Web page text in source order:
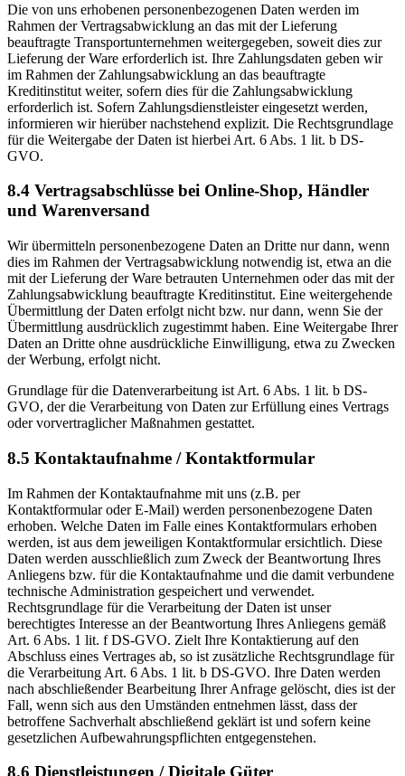
Die von uns erhobenen personenbezogenen Daten werden im
Rahmen der Vertragsabwicklung an das mit der Lieferung
beauftragte Transportunternehmen weitergegeben, soweit dies zur
Lieferung der Ware erforderlich ist. Ihre Zahlungsdaten geben wir
im Rahmen der Zahlungsabwicklung an das beauftragte
Kreditinstitut weiter, sofern dies für die Zahlungsabwicklung
erforderlich ist. Sofern Zahlungsdienstleister eingesetzt werden,
informieren wir hierüber nachstehend explizit. Die Rechtsgrundlage
für die Weitergabe der Daten ist hierbei Art. 6 Abs. 1 lit. b DS-
GVO.
8.4 Vertragsabschlüsse bei Online-Shop, Händler
und Warenversand
Wir übermitteln personenbezogene Daten an Dritte nur dann, wenn
dies im Rahmen der Vertragsabwicklung notwendig ist, etwa an die
mit der Lieferung der Ware betrauten Unternehmen oder das mit der
Zahlungsabwicklung beauftragte Kreditinstitut. Eine weitergehende
Übermittlung der Daten erfolgt nicht bzw. nur dann, wenn Sie der
Übermittlung ausdrücklich zugestimmt haben. Eine Weitergabe Ihrer
Daten an Dritte ohne ausdrückliche Einwilligung, etwa zu Zwecken
der Werbung, erfolgt nicht.
Grundlage für die Datenverarbeitung ist Art. 6 Abs. 1 lit. b DS-
GVO, der die Verarbeitung von Daten zur Erfüllung eines Vertrags
oder vorvertraglicher Maßnahmen gestattet.
8.5 Kontaktaufnahme / Kontaktformular
Im Rahmen der Kontaktaufnahme mit uns (z.B. per
Kontaktformular oder E-Mail) werden personenbezogene Daten
erhoben. Welche Daten im Falle eines Kontaktformulars erhoben
werden, ist aus dem jeweiligen Kontaktformular ersichtlich. Diese
Daten werden ausschließlich zum Zweck der Beantwortung Ihres
Anliegens bzw. für die Kontaktaufnahme und die damit verbundene
technische Administration gespeichert und verwendet.
Rechtsgrundlage für die Verarbeitung der Daten ist unser
berechtigtes Interesse an der Beantwortung Ihres Anliegens gemäß
Art. 6 Abs. 1 lit. f DS-GVO. Zielt Ihre Kontaktierung auf den
Abschluss eines Vertrages ab, so ist zusätzliche Rechtsgrundlage für
die Verarbeitung Art. 6 Abs. 1 lit. b DS-GVO. Ihre Daten werden
nach abschließender Bearbeitung Ihrer Anfrage gelöscht, dies ist der
Fall, wenn sich aus den Umständen entnehmen lässt, dass der
betroffene Sachverhalt abschließend geklärt ist und sofern keine
gesetzlichen Aufbewahrungspflichten entgegenstehen.
8.6 Dienstleistungen / Digitale Güter